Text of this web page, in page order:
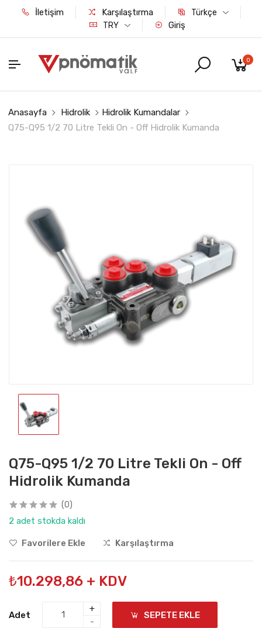
İletişim Karşılaştırma
Türkçe
TRY
Giriş
0
Anasayfa Hidrolik
Hidrolik Kumandalar
Q75-Q95 1/2 70 Litre Tekli On - Off Hidrolik Kumanda
Q75-Q95 1/2 70 Litre Tekli On - Off
Hidrolik Kumanda
(0)
2 adet stokda kaldı
Favorilere Ekle Karşılaştırma
₺10.298,86 + KDV
Adet
+
-
SEPETE EKLE